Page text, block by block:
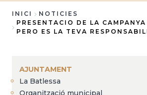
Fil
INICI
NOTICIES
PRESENTACIO DE LA
PERO ES LA TEVA
AJUNTAMENT
La Batlessa
Organització municipal